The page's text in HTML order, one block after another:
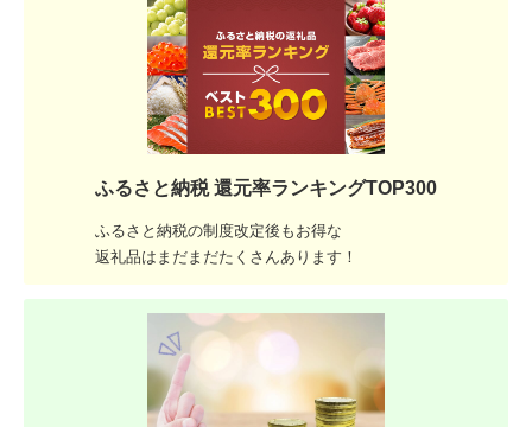
ふるさと納税 還元率ランキングTOP300
ふるさと納税の制度改定後もお得な
返礼品はまだまだたくさんあります！